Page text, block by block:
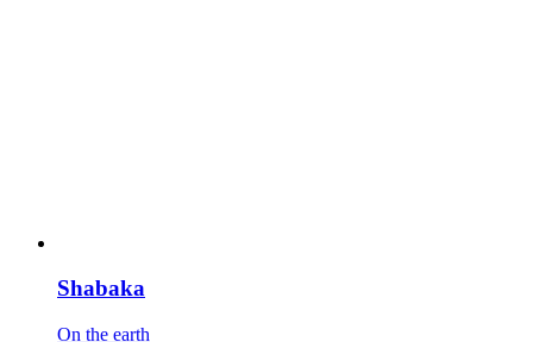
Shabaka
On the earth